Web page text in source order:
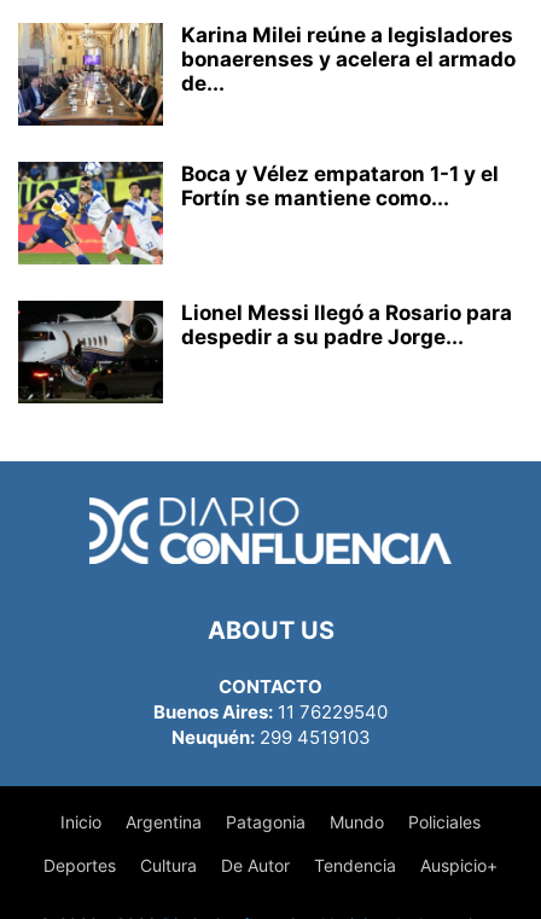
Karina Milei reúne a legisladores
bonaerenses y acelera el armado
de...
Boca y Vélez empataron 1-1 y el
Fortín se mantiene como...
Lionel Messi llegó a Rosario para
despedir a su padre Jorge...
ABOUT US
CONTACTO
Buenos Aires: 11 76229540
Neuquén:299 4519103
Inicio Argentina Patagonia Mundo Policiales
Deportes Cultura De Autor Tendencia Auspicio+